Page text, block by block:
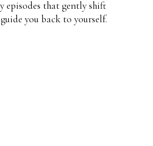
that gently shift
you back to yourself.